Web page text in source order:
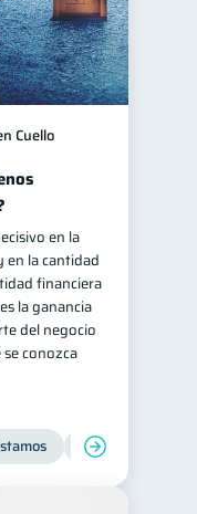
Cuello
en la
en la cantidad
financiera
la ganancia
del negocio
conozca
Productos